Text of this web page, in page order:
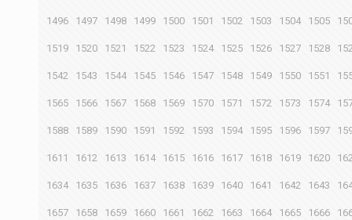
1496 1497 1498 1499 1500 1501 1502 1503 1504 1505
1519 1520 1521 1522 1523 1524 1525 1526 1527 1528
1542 1543 1544 1545 1546 1547 1548 1549 1550 1551
1565 1566 1567 1568 1569 1570 1571 1572 1573 1574
1588 1589 1590 1591 1592 1593 1594 1595 1596 1597
1611 1612 1613 1614 1615 1616 1617 1618 1619 1620
1634 1635 1636 1637 1638 1639 1640 1641 1642 1643
1657 1658 1659 1660 1661 1662 1663 1664 1665 1666